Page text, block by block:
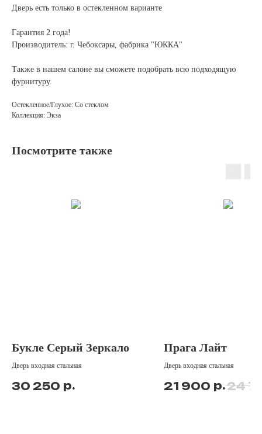
Дверь есть только в остекленном варианте
Гарантия 2 года!
Производитель: г. Чебоксары, фабрика "ЮККА"
Также в нашем салоне вы сможете подобрать всю подходящую
фурнитуру.
Остекленное/Глухое: Со стеклом
Коллекция: Экза
Посмотрите также
Букле Серый Зеркало
Дверь входная стальная
30 250 р.
Прага Лайт
Дверь входная стальная
21 900 р.24